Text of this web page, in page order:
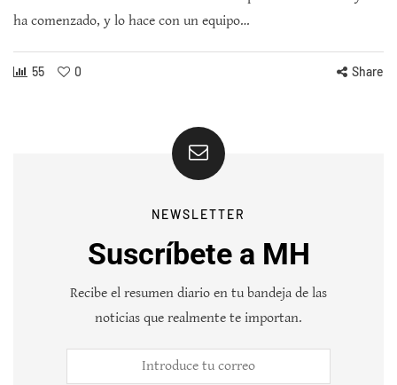
ha comenzado, y lo hace con un equipo…
55 0 Share
NEWSLETTER
Suscríbete a MH
Recibe el resumen diario en tu bandeja de las
noticias que realmente te importan.